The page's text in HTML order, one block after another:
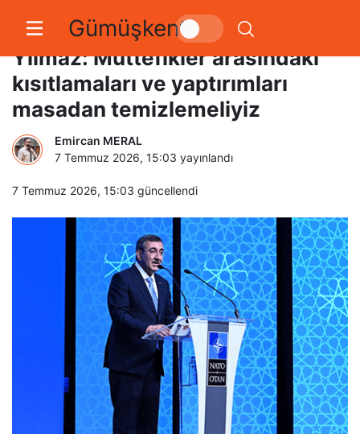
Gümüşkent
Cumhurbaşkanı Yardımcısı
Yılmaz: Müttefikler arasındaki
kısıtlamaları ve yaptırımları
masadan temizlemeliyiz
Emircan MERAL
7 Temmuz 2026, 15:03 yayınlandı
7 Temmuz 2026, 15:03 güncellendi